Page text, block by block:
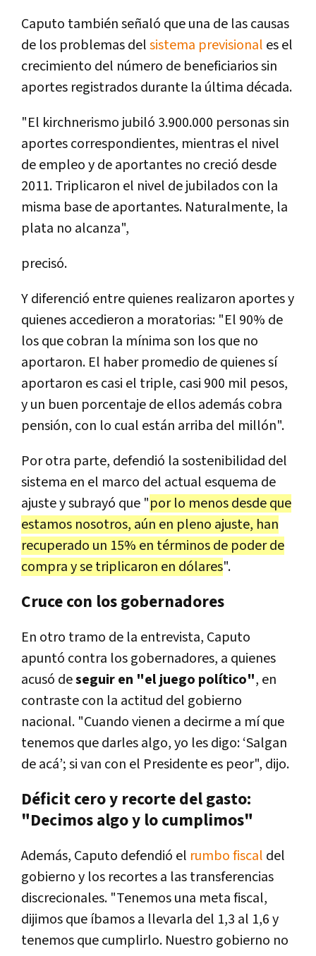
Caputo también señaló que una de las causas
de los problemas delsistema previsional es el
crecimiento del número de beneficiarios sin
aportes registrados durante la última década.
"El kirchnerismo jubiló 3.900.000 personas sin
aportes correspondientes, mientras el nivel
de empleo y de aportantes no creció desde
2011. Triplicaron el nivel de jubilados con la
misma base de aportantes. Naturalmente, la
plata no alcanza",
precisó.
Y diferenció entre quienes realizaron aportes y
quienes accedieron a moratorias: "El 90% de
los que cobran la mínima son los que no
aportaron. El haber promedio de quienes sí
aportaron es casi el triple, casi 900 mil pesos,
y un buen porcentaje de ellos además cobra
pensión, con lo cual están arriba del millón".
Por otra parte, defendió la sostenibilidad del
sistema en el marco del actual esquema de
ajuste y subrayó que "por lo menos desde que
estamos nosotros, aún en pleno ajuste, han
recuperado un 15% en términos de poder de
compra y se triplicaron en dólares".
Cruce con los gobernadores
En otro tramo de la entrevista, Caputo
apuntó contra los gobernadores, a quienes
acusó deseguir en "el juego político", en
contraste con la actitud del gobierno
nacional. "Cuando vienen a decirme a mí que
tenemos que darles algo, yo les digo: ‘Salgan
de acá’; si van con el Presidente es peor", dijo.
Déficit cero y recorte del gasto:
"Decimos algo y lo cumplimos"
Además, Caputo defendió el rumbo fiscal del
gobierno y los recortes a las transferencias
discrecionales. "Tenemos una meta fiscal,
dijimos que íbamos a llevarla del 1,3 al 1,6 y
tenemos que cumplirlo. Nuestro gobierno no